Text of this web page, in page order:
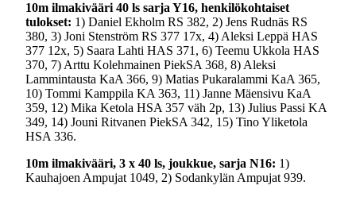
10m ilmakivääri 40 ls sarja Y16, henkilökohtaiset
tulokset: 1) Daniel Ekholm RS 382, 2) Jens Rudnäs RS
380, 3) Joni Stenström RS 377 17x, 4) Aleksi Leppä HAS
377 12x, 5) Saara Lahti HAS 371, 6) Teemu Ukkola HAS
370, 7) Arttu Kolehmainen PiekSA 368, 8) Aleksi
Lammintausta KaA 366, 9) Matias Pukaralammi KaA 365,
10) Tommi Kamppila KA 363, 11) Janne Mäensivu KaA
359, 12) Mika Ketola HSA 357 väh 2p, 13) Julius Passi KA
349, 14) Jouni Ritvanen PiekSA 342, 15) Tino Yliketola
HSA 336.
10m ilmakivääri, 3 x 40 ls, joukkue, sarja N16: 1)
Kauhajoen Ampujat 1049, 2) Sodankylän Ampujat 939.